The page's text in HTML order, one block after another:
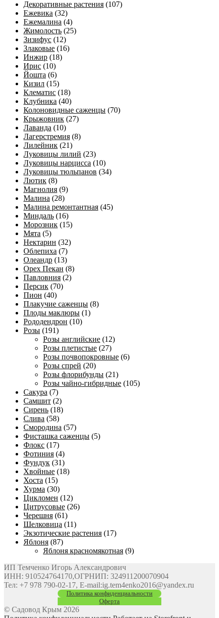
Декоративные растения (107)
Ежевика (32)
Ежемалина (4)
Жимолость (25)
Зизифус (12)
Злаковые (16)
Инжир (18)
Ирис (10)
Йошта (6)
Кизил (15)
Клематис (18)
Клубника (40)
Колоновидные саженцы (70)
Крыжовник (27)
Лаванда (10)
Лагерстремия (8)
Лилейник (21)
Луковицы лилий (23)
Луковицы нарцисса (10)
Луковицы тюльпанов (34)
Лютик (8)
Магнолия (9)
Малина (28)
Малина ремонтантная (45)
Миндаль (16)
Морозник (15)
Мята (5)
Нектарин (32)
Облепиха (7)
Олеандр (13)
Орех Пекан (8)
Павловния (2)
Персик (70)
Пион (40)
Плакучие саженцы (8)
Плоды маклюры (1)
Рододендрон (10)
Розы (191)
Розы английские (12)
Розы плетистые (27)
Розы почвопокровные (6)
Розы спрей (20)
Розы флорибунды (21)
Розы чайно-гибридные (105)
Сакура (7)
Самшит (2)
Сирень (18)
Слива (58)
Смородина (57)
Фисташка саженцы (5)
Флокс (17)
Фотиния (4)
Фундук (31)
Хвойные (18)
Хоста (15)
Хурма (30)
Цикломен (12)
Цитрусовые (26)
Черешня (61)
Шелковица (11)
Экзотические растения (17)
Яблоня (87)
Яблоня красномякотная (9)
ИП Темченко Игорь Александрович
ИНН: 910524764170,ОГРНИП: 324911200070904
Тел: +7 978 790-02-17, E-mail:ig.tem4enko2016@yandex.ru
Политика конфиденциальности
Оферта
© Садовод Крым 2026